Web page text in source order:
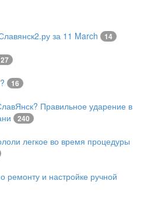
за 11 March 14
16
Правильное ударение в
240
легкое во время процедуры
ремонту и настройке ручной